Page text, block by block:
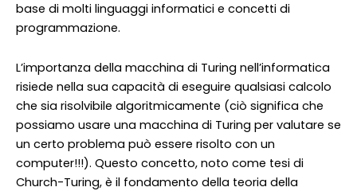
base di molti linguaggi informatici e concetti di
programmazione.
L’importanza della macchina di Turing nell’informatica
risiede nella sua capacità di eseguire qualsiasi calcolo
che sia risolvibile algoritmicamente (ciò significa che
possiamo usare una macchina di Turing per valutare se
un certo problema può essere risolto con un
computer!!!). Questo concetto, noto come tesi di
Church-Turing, è il fondamento della teoria della